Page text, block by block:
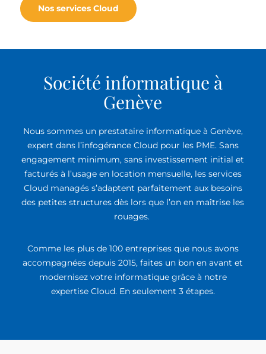
Nos services Cloud
Société informatique à
Genève
Nous sommes un prestataire informatique à Genève,
expert dans l’infogérance Cloud pour les PME. Sans
engagement minimum, sans investissement initial et
facturés à l’usage en location mensuelle, les services
Cloud managés s’adaptent parfaitement aux besoins
des petites structures dès lors que l’on en maîtrise les
rouages.
Comme les plus de 100 entreprises que nous avons
accompagnées depuis 2015, faites un bon en avant et
modernisez votre informatique grâce à notre
expertise Cloud. En seulement 3 étapes.